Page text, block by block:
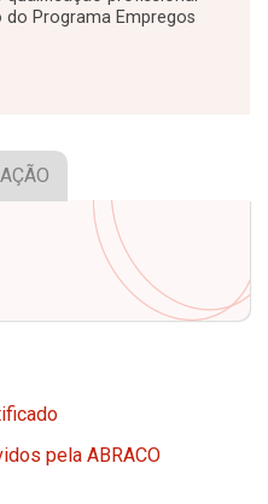
Programa Empregos
pela ABRACO